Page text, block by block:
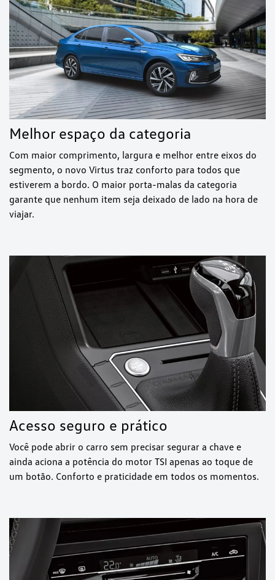
Melhor espaço da categoria
Com maior comprimento, largura e melhor entre eixos do
segmento, o novo Virtus traz conforto para todos que
estiverem a bordo. O maior porta-malas da categoria
garante que nenhum item seja deixado de lado na hora de
viajar.
Acesso seguro e prático
Você pode abrir o carro sem precisar segurar a chave e
ainda aciona a potência do motor TSI apenas ao toque de
um botão. Conforto e praticidade em todos os momentos.